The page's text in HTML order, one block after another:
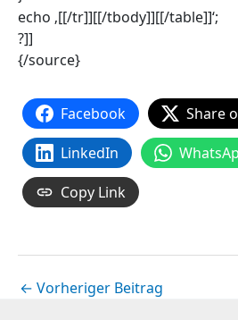
echo ‚[[/tr]][[/tbody]][[/table]]‘;
?]]
{/source}
Facebook
Share
LinkedIn
Copy Link
← Vorheriger Beitrag